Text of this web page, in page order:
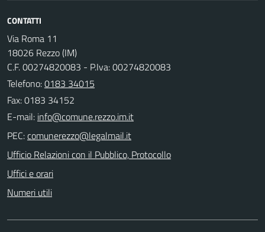
CONTATTI
Via Roma 11
18026 Rezzo (IM)
C.F. 00274820083 - P.Iva: 00274820083
Telefono:0183 34015
Fax: 0183 34152
E-mail:
PEC:
Ufficio Relazioni con il Pubblico, Protocollo
Uffici e orari
Numeri utili